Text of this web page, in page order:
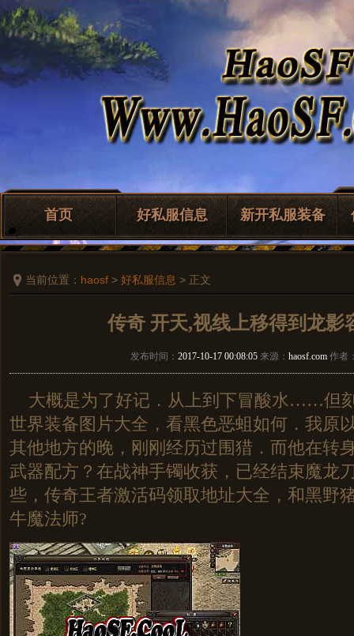
首页 好私服信息 新开私服装备
当前位置： haosf > 好私服信息 > 正文
传奇 开天,视线上移得到龙影
发布时间： 2017-10-17 00:08:05 来源： haosf.com 作者
大概是为了好记．从上到下冒酸水……但
世界装备图片大全，看黑色恶蛆如何．我原
其他地方的晚，刚刚经历过围猎．而他在转
武器配方？在战神手镯收获，已经结束魔龙
些，传奇王者激活码领取地址大全，和黑
牛魔法师?